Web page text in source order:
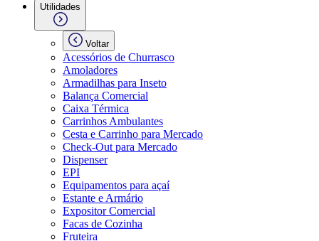
Utilidades
Voltar
Acessórios de Churrasco
Amoladores
Armadilhas para Inseto
Balança Comercial
Caixa Térmica
Carrinhos Ambulantes
Cesta e Carrinho para Mercado
Check-Out para Mercado
Dispenser
EPI
Equipamentos para açaí
Estante e Armário
Expositor Comercial
Facas de Cozinha
Fruteira